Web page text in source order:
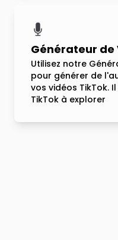
Générateur de
Utilisez notre
pour générer de
vos vidéos TikTok.
TikTok à explorer